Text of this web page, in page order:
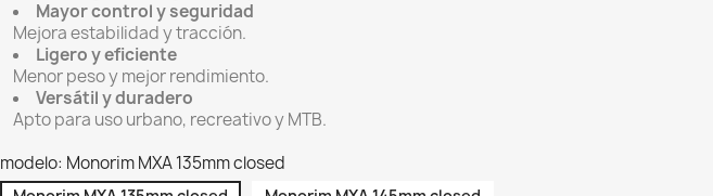
Mayor control y seguridad
Mejora estabilidad y tracción.
Ligero y eficiente
Menor peso y mejor rendimiento.
Versátil y duradero
Apto para uso urbano, recreativo y MTB.
modelo: Monorim MXA 135mm closed